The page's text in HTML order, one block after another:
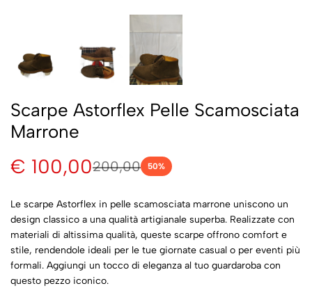
Scarpe Astorflex Pelle Scamosciata
Marrone
€ 100,00200,00 50%
Le scarpe Astorflex in pelle scamosciata marrone uniscono un
design classico a una qualità artigianale superba. Realizzate con
materiali di altissima qualità, queste scarpe offrono comfort e
stile, rendendole ideali per le tue giornate casual o per eventi più
formali. Aggiungi un tocco di eleganza al tuo guardaroba con
questo pezzo iconico.